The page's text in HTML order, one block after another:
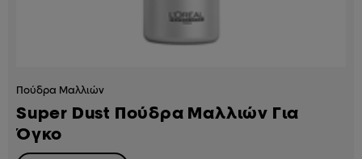
Πούδρα Μαλλιών
Super Dust Πούδρα Μαλλιών Για
Όγκο